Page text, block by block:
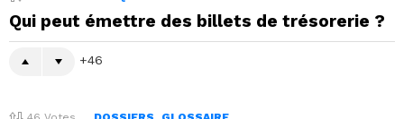
Qui peut émettre des billets de trésorerie ?
46